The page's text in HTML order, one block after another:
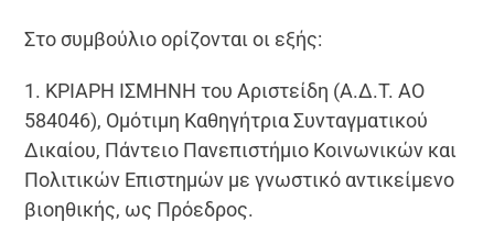
Στο συμβούλιο ορίζονται οι εξής:
1. ΚΡΙΑΡΗ ΙΣΜΗΝΗ του Αριστείδη (Α.Δ.Τ. ΑΟ
584046), Ομότιμη Καθηγήτρια Συνταγματικού
Δικαίου, Πάντειο Πανεπιστήμιο Κοινωνικών και
Πολιτικών Επιστημών με γνωστικό αντικείμενο
βιοηθικής, ως Πρόεδρος.